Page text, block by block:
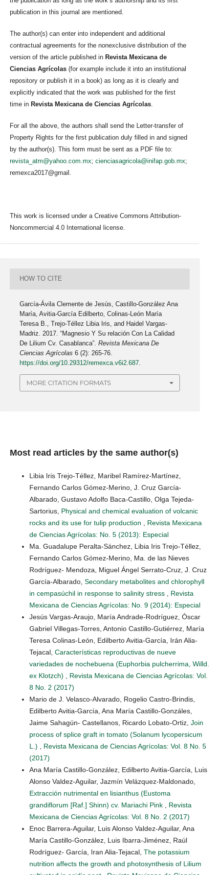
publication in this journal are mentioned.
The author(s) can enter into independent and additional
contractual agreements for the nonexclusive distribution of the
version of the article published in Revista Mexicana de
Ciencias Agrícolas (for example include it into an institutional
repository or publish it in a book) as long as it is clearly and
explicitly indicated that the work was published for the first
time in Revista Mexicana de Ciencias Agrícolas
For all the above, the authors shall send the Letter-transfer of
Property Rights for the first publication duly filled in and signed
by the author(s). This form must be sent as a PDF file to:
revista_atm@yahoo.com.mx; cienciasagricola@inifap.gob.mx;
remexca2017@gmail.
This work is licensed under a Creative Commons Attribution-
Noncommercial 4.0 International license.
HOW TO CITE
García-Ávila Clemente de Jesús, Castillo-González Ana
María, Avitia-García Edilberto, Colinas-León María
Teresa B., Trejo-Téllez Libia Iris, and Haidel Vargas-
Madriz. 2017. “Magnesio Y Su relación Con La Calidad
De Lilium Cv. Casablanca”.Revista Mexicana De
Ciencias Agrícolas 6 (2): 265-76.
https://doi.org/10.29312/remexca.v6i2.687
MORE CITATION FORMATS
Most read articles by the same author(s)
Libia Iris Trejo-Téllez, Maribel Ramírez-Martínez,
Fernando Carlos Gómez-Merino, J. Cruz García-
Albarado, Gustavo Adolfo Baca-Castillo, Olga Tejeda-
Sartorius, Physical and chemical evaluation of volcanic
rocks and its use for tulip production
Revista Mexicana
de Ciencias Agrícolas: No. 5 (2013): Especial
Ma. Guadalupe Peralta-Sánchez, Libia Iris Trejo-Téllez,
Fernando Carlos Gómez-Merino, Ma. de las Nieves
Rodríguez- Mendoza, Miguel Ángel Serrato-Cruz, J. Cruz
García-Albarado, Secondary metabolites and chlorophyll
in cempasúchil in response to salinity stress
Revista
Mexicana de Ciencias Agrícolas: No. 9 (2014): Especial
Jesús Vargas-Araujo, María Andrade-Rodríguez, Óscar
Gabriel Villegas-Torres, Antonio Castillo-Gutiérrez, María
Teresa Colinas-León, Edilberto Avitia-García, Irán Alia-
Tejacal, Características reproductivas de nueve
variedades de nochebuena (Euphorbia pulcherrima, Willd.
ex Klotzch)
Revista Mexicana de Ciencias Agrícolas: Vol.
8 No. 2 (2017)
Mario de J. Velasco-Alvarado, Rogelio Castro-Brindis,
Edilberto Avitia-García, Ana María Castillo-Gonzáles,
Jaime Sahagún- Castellanos, Ricardo Lobato-Ortiz, Join
process of splice graft in tomato (Solanum lycopersicum
L.)
Revista Mexicana de Ciencias Agrícolas: Vol. 8 No. 5
(2017)
Ana María Castillo-González, Edilberto Avitia-García, Luis
Alonso Valdez-Aguilar, Jazmín Velázquez-Maldonado,
Extracción nutrimental en lisianthus (Eustoma
grandiflorum [Raf.] Shinn) cv. Mariachi Pink
Revista
Mexicana de Ciencias Agrícolas: Vol. 8 No. 2 (2017)
Enoc Barrera-Aguilar, Luis Alonso Valdez-Aguilar, Ana
María Castillo-González, Luis Ibarra-Jiménez, Raúl
Rodríguez- García, Iran Alia-Tejacal, The potassium
nutrition affects the growth and photosynthesis of Lilium